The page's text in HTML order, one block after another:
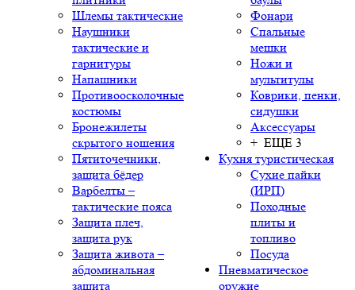
Шлемы тактические
Наушники
тактические и
гарнитуры
Напашники
Противоосколочные
костюмы
Бронежилеты
скрытого ношения
Пятиточечники,
защита бёдер
Варбелты –
тактические пояса
Защита плеч,
защита рук
Защита живота –
абдоминальная
защита
Фонари
Спальные
мешки
Ножи и
мультитулы
Коврики, пенки,
сидушки
Аксессуары
+ ЕЩЕ 3
Кухня туристическая
Сухие пайки
(ИРП)
Походные
плиты и
топливо
Посуда
Пневматическое
оружие